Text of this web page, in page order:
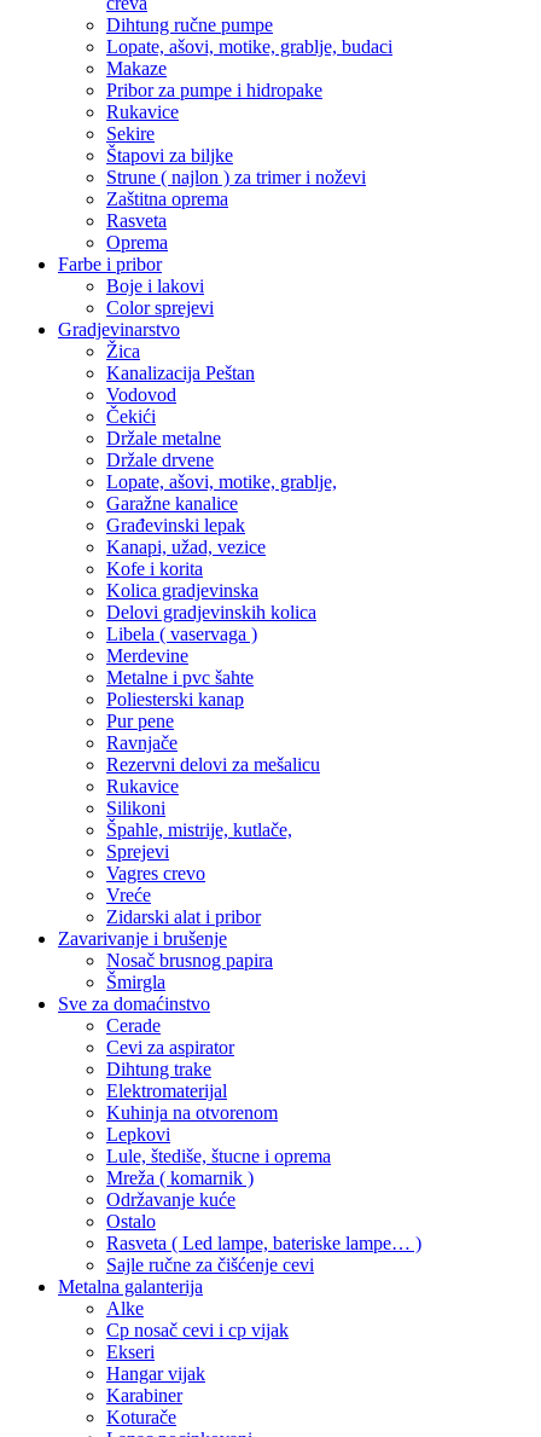
Dihtung ručne pumpe
Lopate, ašovi, motike, grablje, budaci
Makaze
Pribor za pumpe i hidropake
Rukavice
Sekire
Štapovi za biljke
Strune ( najlon ) za trimer i noževi
Zaštitna oprema
Rasveta
Oprema
Farbe i pribor
Boje i lakovi
Color sprejevi
Gradjevinarstvo
Žica
Kanalizacija Peštan
Vodovod
Čekići
Držale metalne
Držale drvene
Lopate, ašovi, motike, grablje,
Garažne kanalice
Građevinski lepak
Kanapi, užad, vezice
Kofe i korita
Kolica gradjevinska
Delovi gradjevinskih kolica
Libela ( vaservaga )
Merdevine
Metalne i pvc šahte
Poliesterski kanap
Pur pene
Ravnjače
Rezervni delovi za mešalicu
Rukavice
Silikoni
Špahle, mistrije, kutlače,
Sprejevi
Vagres crevo
Vreće
Zidarski alat i pribor
Zavarivanje i brušenje
Nosač brusnog papira
Šmirgla
Sve za domaćinstvo
Cerade
Cevi za aspirator
Dihtung trake
Elektromaterijal
Kuhinja na otvorenom
Lepkovi
Lule, štediše, štucne i oprema
Mreža ( komarnik )
Održavanje kuće
Ostalo
Rasveta ( Led lampe, bateriske lampe… )
Sajle ručne za čišćenje cevi
Metalna galanterija
Alke
Cp nosač cevi i cp vijak
Ekseri
Hangar vijak
Karabiner
Koturače